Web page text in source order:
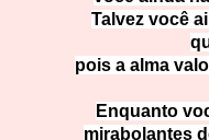
Talvez você
pois a alma
Enquanto
mirabolantes